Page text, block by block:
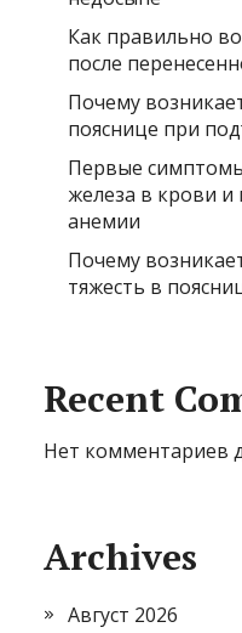
Как правильно
после
Почему
пояснице при
Первые
железа в крови и
анемии
Почему
тяжесть в
Recent
Нет комментариев
Archives
Август 2026